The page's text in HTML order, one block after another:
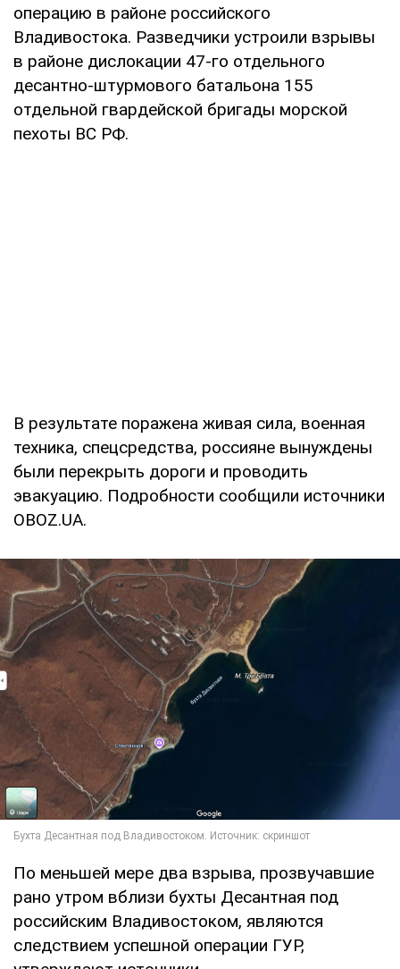
операцию в районе российского
Владивостока. Разведчики устроили взрывы
в районе дислокации 47-го отдельного
десантно-штурмового батальона 155
отдельной гвардейской бригады морской
пехоты ВС РФ.
В результате поражена живая сила, военная
техника, спецсредства, россияне вынуждены
были перекрыть дороги и проводить
эвакуацию. Подробности сообщили источники
OBOZ.UA.
По меньшей мере два взрыва, прозвучавшие
рано утром вблизи бухты Десантная под
российским Владивостоком, являются
следствием успешной операции ГУР,